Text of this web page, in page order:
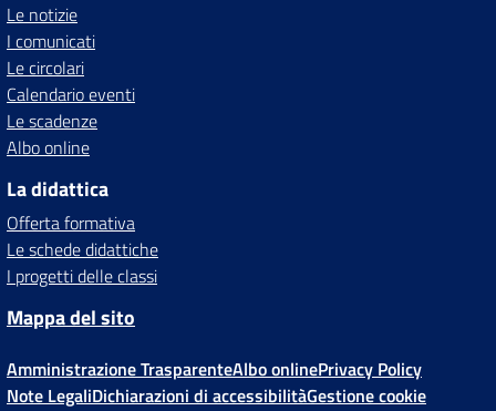
Le notizie
I comunicati
Le circolari
Calendario eventi
Le scadenze
Albo online
La didattica
Offerta formativa
Le schede didattiche
I progetti delle classi
Mappa del sito
Amministrazione TrasparenteAlbo onlinePrivacy Policy
Note LegaliDichiarazioni di accessibilitàGestione cookie